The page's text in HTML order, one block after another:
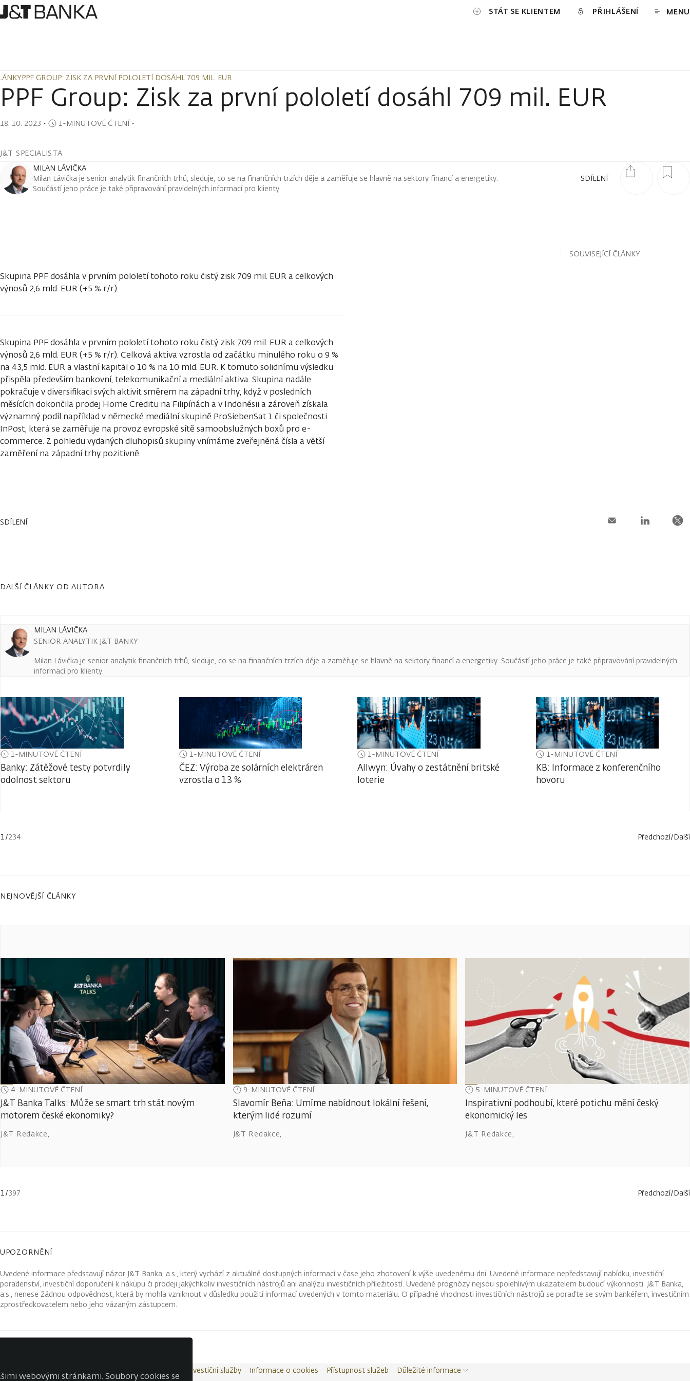
STÁT SE KLIENTEM PŘIHLÁŠENÍ MENU
PPF GROUP: ZISK ZA PRVNÍ POLOLETÍ DOSÁHL 709 MIL. EUR
PPF Group: Zisk za první pololetí dosáhl 709 mil. EUR
18. 10. 2023 ・ 1-MINUTOVÉ ČTENÍ・
J&T SPECIALISTA
SDÍLENÍ
MILAN LÁVIČKA
Milan Lávička je senior analytik finančních trhů, sleduje, co se na finančních trzích děje a zaměřuje se hlavně na sektory financí a energetiky.
Součástí jeho práce je také připravování pravidelných informací pro klienty.
Skupina PPF dosáhla v prvním pololetí tohoto roku čistý zisk 709 mil. EUR a celkových
výnosů 2,6 mld. EUR (+5 % r/r).
Skupina PPF dosáhla v prvním pololetí tohoto roku čistý zisk 709 mil. EUR a celkových
výnosů 2,6 mld. EUR (+5 % r/r). Celková aktiva vzrostla od začátku minulého roku o 9 %
na 43,5 mld. EUR a vlastní kapitál o 10 % na 10 mld. EUR. K tomuto solidnímu výsledku
přispěla především bankovní, telekomunikační a mediální aktiva. Skupina nadále
pokračuje v diversifikaci svých aktivit směrem na západní trhy, když v posledních
měsících dokončila prodej Home Creditu na Filipínách a v Indonésii a zároveň získala
významný podíl například v německé mediální skupině ProSiebenSat.1 či společnosti
InPost, která se zaměřuje na provoz evropské sítě samoobslužných boxů pro e-
commerce. Z pohledu vydaných dluhopisů skupiny vnímáme zveřejněná čísla a větší
zaměření na západní trhy pozitivně.
SOUVISEJÍCÍ ČLÁNKY
SDÍLENÍ
DALŠÍ ČLÁNKY OD AUTORA
MILAN LÁVIČKA
SENIOR ANALYTIK J&T BANKY
Milan Lávička je senior analytik finančních trhů, sleduje, co se na finančních trzích děje a zaměřuje se hlavně na sektory financí a energetiky. Součástí jeho práce je také připravování pravidelných
informací pro klienty.
1-MINUTOVÉ ČTENÍ
Banky: Zátěžové testy potvrdily
odolnost sektoru
1-MINUTOVÉ ČTENÍ
ČEZ: Výroba ze solárních elektráren
vzrostla o 13 %
1-MINUTOVÉ ČTENÍ
Allwyn: Úvahy o zestátnění britské
loterie
1-MINUTOVÉ ČTENÍ
KB: Informace z konferenčního
hovoru
1 /234 Předchozí/Další
NEJNOVĚJŠÍ ČLÁNKY
4-MINUTOVÉ ČTENÍ
J&T Banka Talks: Může se smart trh stát novým
motorem české ekonomiky?
J&T Redakce,
9-MINUTOVÉ ČTENÍ
Slavomír Beňa: Umíme nabídnout lokální řešení,
kterým lidé rozumí
J&T Redakce,
5-MINUTOVÉ ČTENÍ
Inspirativní podhoubí, které potichu mění český
ekonomický les
J&T Redakce,
1/397 Předchozí/Další
UPOZORNĚNÍ
Uvedené informace představují názor J&T Banka, a.s., který vychází z aktuálně dostupných informací v čase jeho zhotovení k výše uvedenému dni. Uvedené informace nepředstavují nabídku, investiční
poradenství, investiční doporučení k nákupu či prodeji jakýchkoliv investičních nástrojů ani analýzu investičních příležitostí. Uvedené prognózy nejsou spolehlivým ukazatelem budoucí výkonnosti. J&T Banka,
a.s., nenese žádnou odpovědnost, která by mohla vzniknout v důsledku použití informací uvedených v tomto materiálu. O případné vhodnosti investičních nástrojů se poraďte se svým bankéřem, investičním
zprostředkovatelem nebo jeho vázaným zástupcem.
Kontakty Wealth Report Investiční služby Informace o cookies Přístupnost služeb Důležité informace
webovými stránkami. Soubory cookies se